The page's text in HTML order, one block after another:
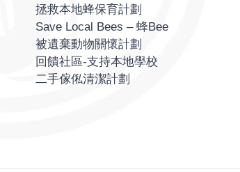
拯救本地蜂保育計劃
Save Local Bees – 蜂Bee
被遺棄動物關懷計劃
回饋社區-支持本地學校
二手傢俬清潔計劃